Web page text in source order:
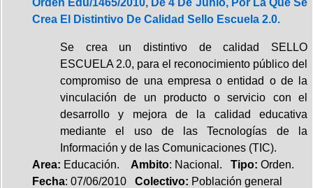
Crea El Distintivo De Calidad Sello Escuela 2.0.
Se crea un distintivo de calidad SELLO
ESCUELA 2.0, para el reconocimiento público del
compromiso de una empresa o entidad o de la
vinculación de un producto o servicio con el
desarrollo y mejora de la calidad educativa
mediante el uso de las Tecnologías de la
Información y de las Comunicaciones (TIC).
Area: Educación. Ambito: Nacional. Tipo: Orden.
Fecha: 07/06/2010 Colectivo: Población general